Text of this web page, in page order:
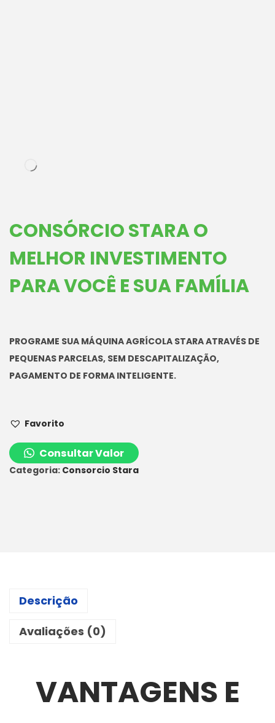
CONSÓRCIO STARA O
MELHOR INVESTIMENTO
PARA VOCÊ E SUA FAMÍLIA
PROGRAME SUA MÁQUINA AGRÍCOLA STARA ATRAVÉS DE
PEQUENAS PARCELAS, SEM DESCAPITALIZAÇÃO,
PAGAMENTO DE FORMA INTELIGENTE.
Favorito
Consultar Valor
Categoria: Consorcio Stara
Descrição
Avaliações (0)
VANTAGENS E